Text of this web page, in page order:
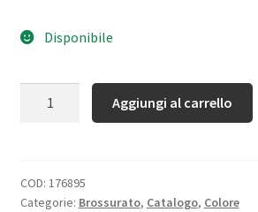
Disponibile
Aggiungi al carrello
COD: 176895
Categorie: Brossurato, Catalogo, Colore